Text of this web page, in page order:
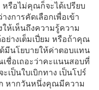
รือไม่คุณก็จะได้เปรียบ
การคัดเลือกเพื่อเข้า
ห้เห็นถึงความรู้ความ
ย่างเต็มเปี่ยม หรือถ้าคุณ
มีนโยบายให้ค่าตอบแทน
ชื่อเถอะว่าคะแนนสอบที่
ป็นใบเบิกทาง เป็นโปร์
หากวันหนึ่งคุณมีความ